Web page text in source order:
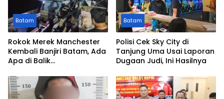
Batam
Rokok Merek Manchester
Kembali Banjiri Batam, Ada
Apa di Balik
Batam
Polisi Cek Sky City di
Tanjung Uma Usai Laporan
Dugaan Judi, Ini Hasilnya